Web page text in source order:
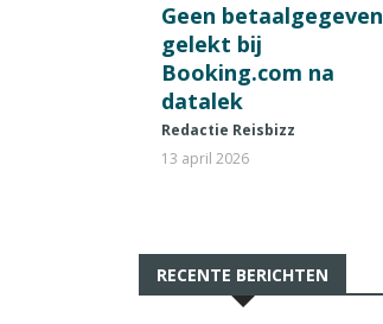
Geen
gelekt bij
Booking.com na
datalek
Redactie Reisbizz
13 april 2026
RECENTE BERICHTEN